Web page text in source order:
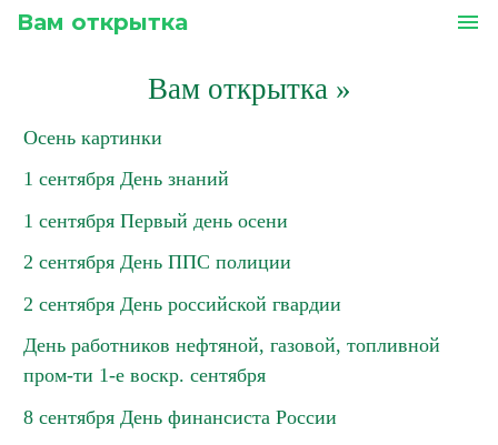
Вам открытка menu
Вам открытка»
Осень картинки
1 сентября День знаний
1 сентября Первый день осени
2 сентября День ППС полиции
2 сентября День российской гвардии
День работников нефтяной, газовой, топливной
пром-ти 1-е воскр. сентября
8 сентября День финансиста России